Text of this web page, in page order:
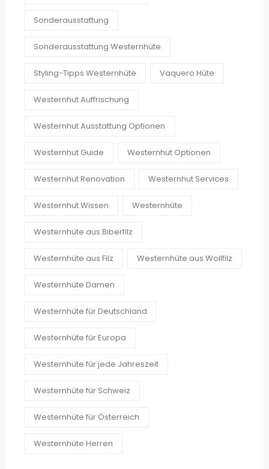
Sonderausstattung
Sonderausstattung Westernhüte
Styling-Tipps Westernhüte Vaquero Hüte
Westernhut Auffrischung
Westernhut Ausstattung Optionen
Westernhut Guide Westernhut Optionen
Westernhut Renovation Westernhut Services
Westernhut Wissen Westernhüte
Westernhüte aus Biberfilz
Westernhüte aus Filz Westernhüte aus Wollfilz
Westernhüte Damen
Westernhüte für Deutschland
Westernhüte für Europa
Westernhüte für jede Jahreszeit
Westernhüte für Schweiz
Westernhüte für Österreich
Westernhüte Herren